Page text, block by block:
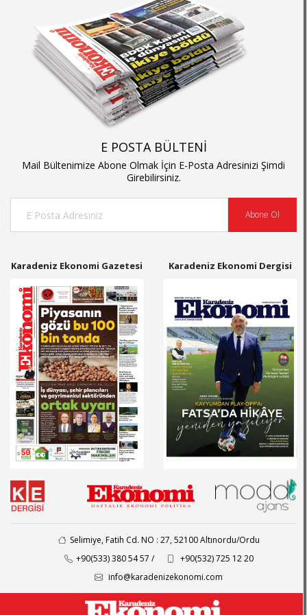
E POSTA BÜLTENİ
Mail Bültenimize Abone Olmak İçin E-Posta Adresinizi Şimdi
Girebilirsiniz.
Abone Ol
Karadeniz Ekonomi Gazetesi Karadeniz Ekonomi Dergisi
Selimiye, Fatih Cd. NO : 27, 52100 Altınordu/Ordu
+90(533) 380 54 57 /
+90(532) 725 12 20
info@karadenizekonomi.com